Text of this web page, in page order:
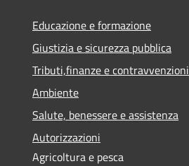
Educazione e formazione
Giustizia e sicurezza pubblica
Tributi,finanze e contravvenzioni
Ambiente
Salute, benessere e assistenza
Autorizzazioni
Agricoltura e pesca